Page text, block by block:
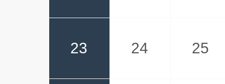
23 24 25